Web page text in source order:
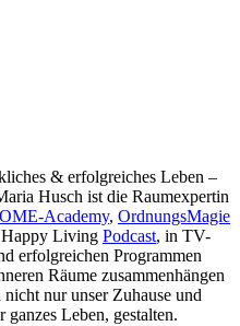
& erfolgreiches Leben –
Husch ist die Raumexpertin
Academy, OrdnungsMagie
Living Podcast, in TV-
erfolgreichen Programmen
Räume zusammenhängen
nur unser Zuhause und
ganzes Leben, gestalten.